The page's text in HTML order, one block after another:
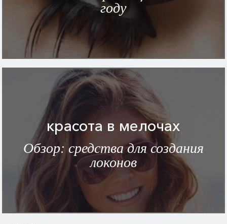
году
красота в мелочах
Обзор: средства для создания
локонов